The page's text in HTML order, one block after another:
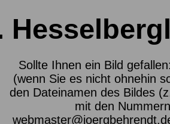
Sollte Ihnen ein Bild
(wenn Sie es nicht ohnehin
den Dateinamen des Bildes
mit den